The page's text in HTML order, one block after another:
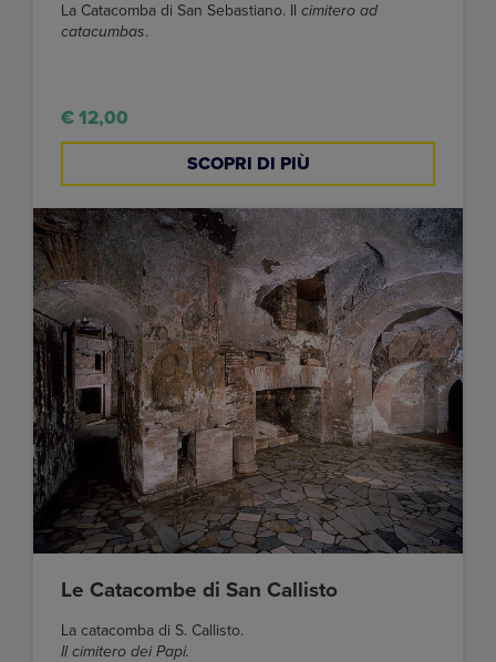
La Catacomba di San Sebastiano. Il cimitero ad
catacumbas.
€ 12,00
SCOPRI DI PIÙ
Le Catacombe di San Callisto
La catacomba di S. Callisto.
Il cimitero dei Papi.